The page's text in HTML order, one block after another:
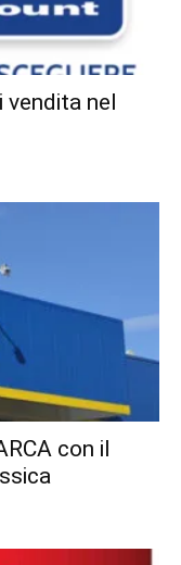
vendita nel
con il